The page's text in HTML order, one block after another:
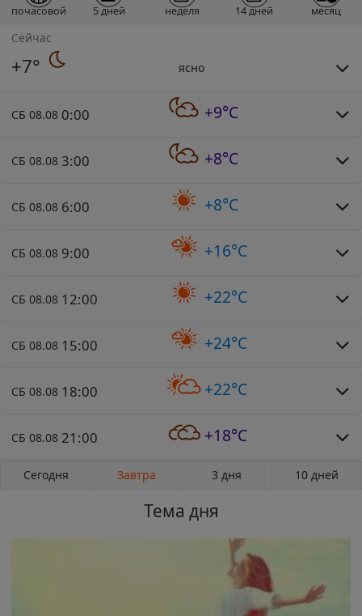
почасовой 5 дней неделя 14 дней месяц
Сейчас
+7° ясно
СБ 08.08 0:00 +9°C
СБ 08.08 3:00 +8°C
СБ 08.08 6:00 +8°C
СБ 08.08 9:00 +16°C
СБ 08.08 12:00 +22°C
СБ 08.08 15:00 +24°C
СБ 08.08 18:00 +22°C
СБ 08.08 21:00 +18°C
Сегодня Завтра 3 дня 10 дней
Тема дня